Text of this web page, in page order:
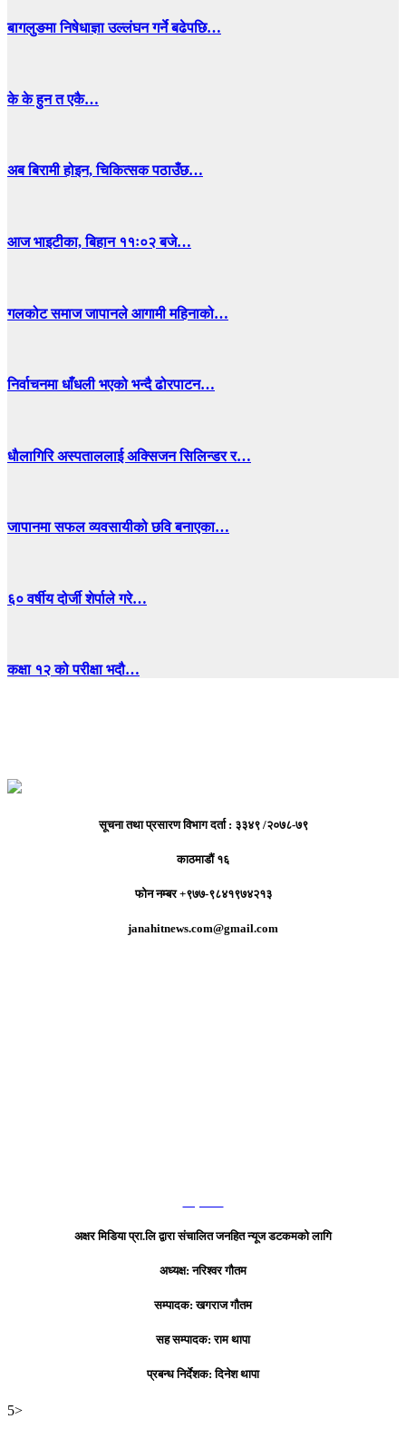
बागलुङमा निषेधाज्ञा उल्लंघन गर्ने बढेपछि…
के के हुन त एकै…
अब बिरामी होइन, चिकित्सक पठाउँछ…
आज भाइटीका, बिहान ११ः०२ बजे…
गलकोट समाज जापानले आगामी महिनाको…
निर्वाचनमा धाँधली भएको भन्दै ढोरपाटन…
धाैलागिरि अस्पताललाई अक्सिजन सिलिन्डर र…
जापानमा सफल व्यवसायीको छवि बनाएका…
६० वर्षीय दोर्जी शेर्पाले गरे…
कक्षा १२ को परीक्षा भदौ…
सूचना तथा प्रसारण विभाग दर्ता : ३३४९ /२०७८-७९
काठमाडौं १६
फोन नम्बर +९७७-९८४१९७४२१३
janahitnews.com@gmail.com
अक्षर मिडिया प्रा.लि द्वारा संचालित जनहित न्यूज डटकमको लागि
अध्यक्ष: नरिश्वर गौतम
सम्पादक: खगराज गौतम
सह सम्पादक: राम थापा
प्रबन्ध निर्देशक: दिनेश थापा
5>